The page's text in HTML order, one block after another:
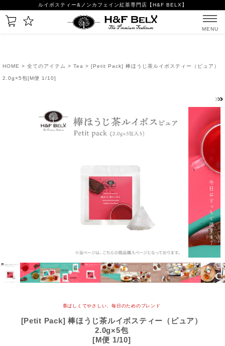
ルイボスティー&ノンカフェイン紅茶専門店【H&F BELX】
MENU
HOME > 全てのアイテム > Tea > [Petit Pack] 棒ほうじ茶ルイボスティー（ピュア）
2.0g×5包[M便 1/10]
香ばしくてやさしい、毎日のためのブレンド
[Petit Pack] 棒ほうじ茶ルイボスティー（ピュア）
2.0g×5包
[M便 1/10]